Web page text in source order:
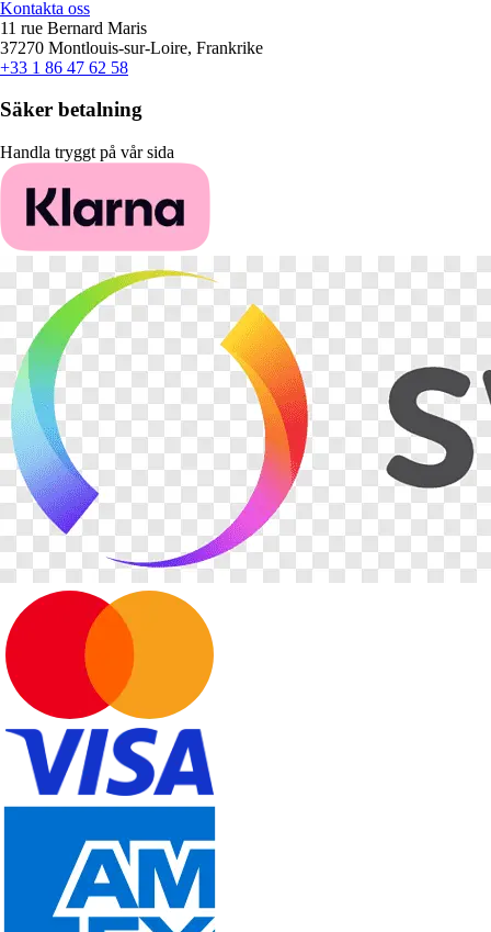
Kontakta oss
11 rue Bernard Maris
37270 Montlouis-sur-Loire, Frankrike
+33 1 86 47 62 58
Säker betalning
Handla tryggt på vår sida